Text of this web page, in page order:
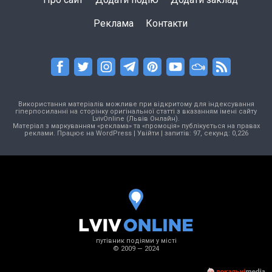
Реклама Контакти
Використання матеріалів можливе при відкритому для індексування
гіперпосиланні на сторінку оригінальної статті з вказанням імені сайту
LvivOnline (Львів Онлайн).
Матеріал з маркуванням «реклама» та «промоція» публікується на правах
реклами. Працює на WordPress| Увійти | запитів: 97, секунд: 0,226
путівник подіями у місті
© 2009 — 2024